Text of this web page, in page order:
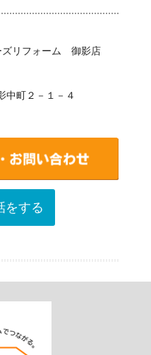
ズリフォーム 御影店
中町２－１－４
をする